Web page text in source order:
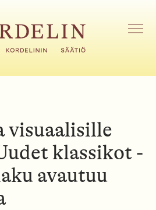
A
V
visuaalisille
klassikot -
avautuu